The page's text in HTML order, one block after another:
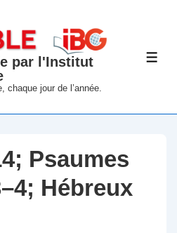
par l'Institut
chaque jour de l’année.
Psaumes
Hébreux